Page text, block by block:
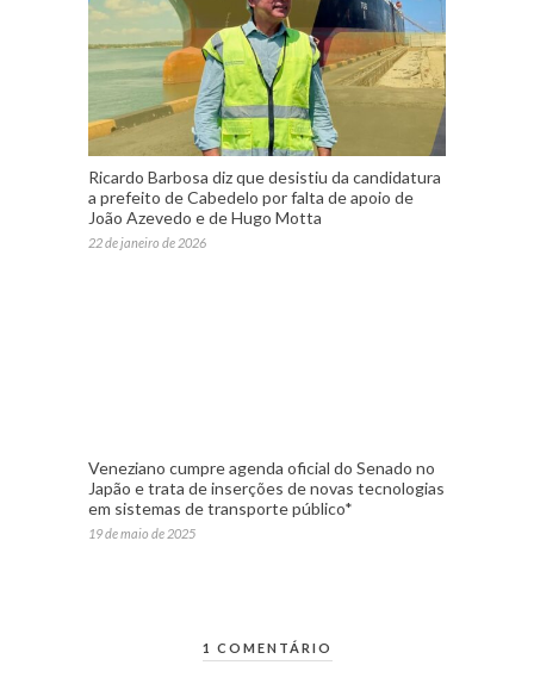
Ricardo Barbosa diz que desistiu da candidatura
a prefeito de Cabedelo por falta de apoio de
João Azevedo e de Hugo Motta
22 de janeiro de 2026
Veneziano cumpre agenda oficial do Senado no
Japão e trata de inserções de novas tecnologias
em sistemas de transporte público*
19 de maio de 2025
1 COMENTÁRIO